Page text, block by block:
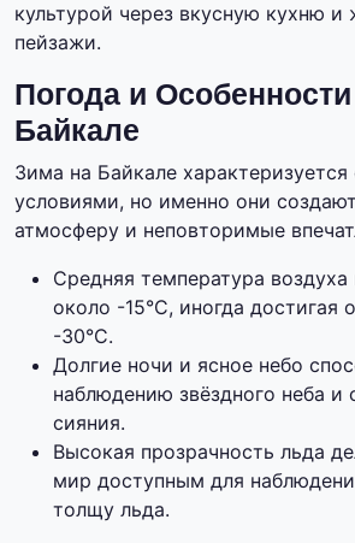
культурой через вкусную кухню
пейзажи.
Погода и
Байкале
Зима на Байкале
условиями, но именно они
атмосферу и неповторимые
Средняя температура воздуха
около -15°C, иногда достигая
-30°C.
Долгие ночи и ясное небо
наблюдению звёздного неба и
сияния.
Высокая прозрачность льда
мир доступным для
толщу льда.